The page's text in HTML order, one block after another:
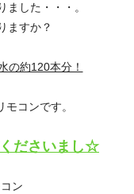
した・・・。
ますか？
約120本分！
コンです。
ださいまし☆
ン